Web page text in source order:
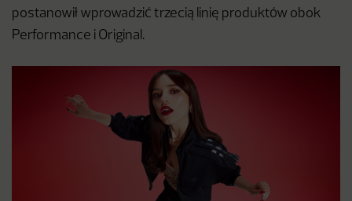
postanowił wprowadzić trzecią linię produktów obok
Performance i Original.